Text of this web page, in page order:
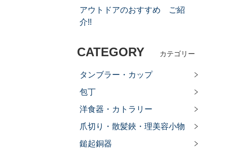
アウトドアのおすすめ ご紹
介!!
CATEGORY カテゴリー
タンブラー・カップ
包丁
洋食器・カトラリー
爪切り・散髪鋏・理美容小物
鎚起銅器